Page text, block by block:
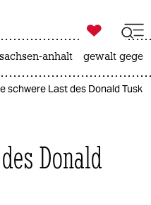

taz zahl ich
anhalt gewalt
schwere Last des Donald Tusk
Donald